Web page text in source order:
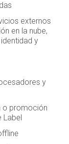
externos
en la nube,
y
y
o promoción